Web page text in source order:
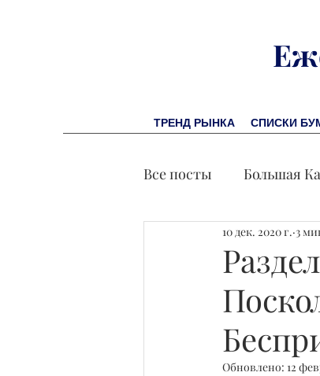
ТРЕНД РЫНКА СПИСКИ
Все посты Большая
Заметки
Лидеры И Успех
10 дек. 2020 г. 3
Обновлено: 12